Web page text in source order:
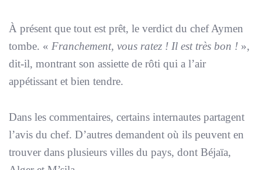
À présent que tout est prêt, le verdict du chef Aymen
tombe. « Franchement, vous ratez ! Il est très bon ! »,
dit-il, montrant son assiette de rôti qui a l’air
appétissant et bien tendre.
Dans les commentaires, certains internautes partagent
l’avis du chef. D’autres demandent où ils peuvent en
trouver dans plusieurs villes du pays, dont Béjaïa,